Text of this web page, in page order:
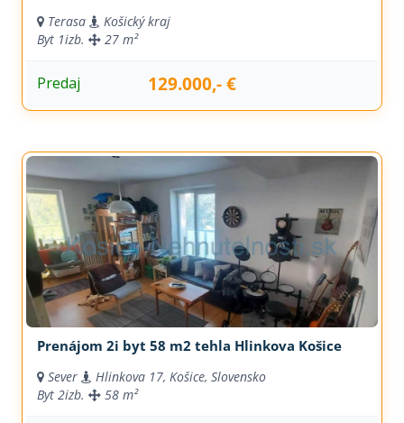
Terasa
Košický kraj
Byt 1izb. 27 m²
Predaj 129.000,- €
Prenájom 2i byt 58 m2 tehla Hlinkova Košice
Sever
Hlinkova 17, Košice, Slovensko
Byt 2izb. 58 m²